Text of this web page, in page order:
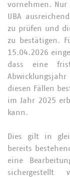
vornehmen. Nur
UBA
zu prüfen und
zu bestätigen.
15.04.2026
dass eine
diesen Fällen
im Jahr 2025
kann.
Dies gilt in
bereits
eine
sichergestellt